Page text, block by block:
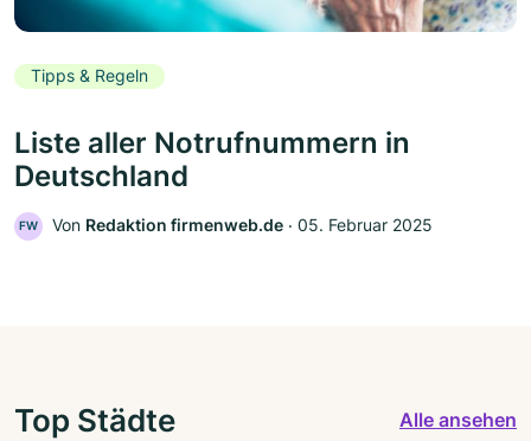
Tipps & Regeln
Liste aller Notrufnummern in
Deutschland
FW Von Redaktion firmenweb.de ‧ 05. Februar 2025
Top Städte Alle ansehen